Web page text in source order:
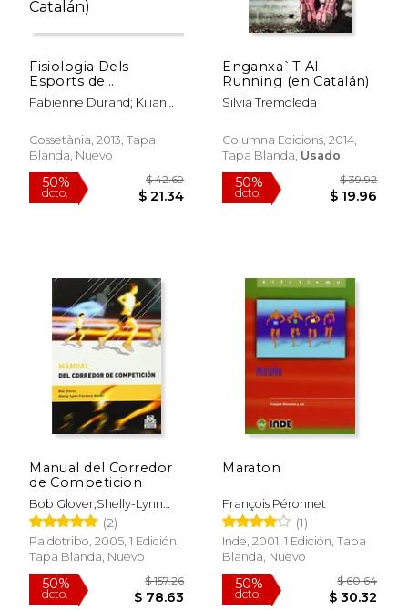
50%
$ 28.90
50%
dcto.
40%
dcto. $ 22.88
50%
dcto.
Fisiologia Dels
Esports de
Resistència a la
Muntanya: 7 (Manuals
Catalán)
Fabienne Durand; Kilian
Cossetània, 2013, Tapa
Blanda, Nuevo
Enganxa`T Al
Running (en Catalán)
Silvia Tremoleda
Columna Edicions, 2014,
Tapa Blanda, Usado
Manual del Corredor
de Competicion
Bob Glover,Shelly-Lynn
Florence Glover
(2)
Paidotribo, 2005, 1 Edición,
Tapa Blanda, Nuevo
Maraton
François Péronnet
(1)
Inde, 2001, 1 Edición, Tapa
Blanda, Nuevo